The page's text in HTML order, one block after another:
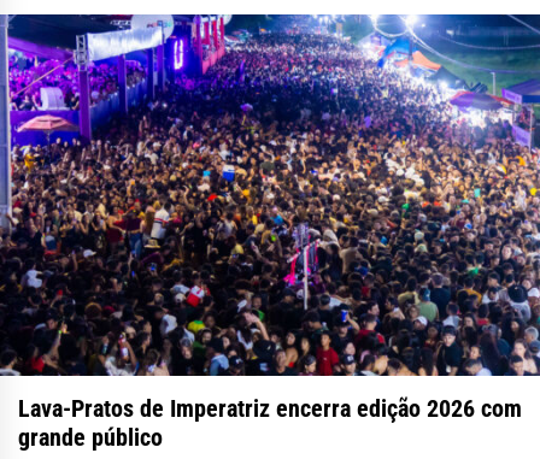
Lava-Pratos de Imperatriz encerra edição 2026 com
grande público